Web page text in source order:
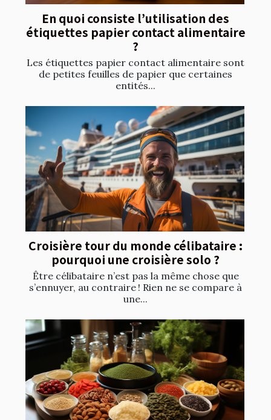
En quoi consiste l’utilisation des
étiquettes papier contact alimentaire
?
Les étiquettes papier contact alimentaire sont
de petites feuilles de papier que certaines
entités...
Croisière tour du monde célibataire :
pourquoi une croisière solo ?
Être célibataire n’est pas la même chose que
s’ennuyer, au contraire ! Rien ne se compare à
une...